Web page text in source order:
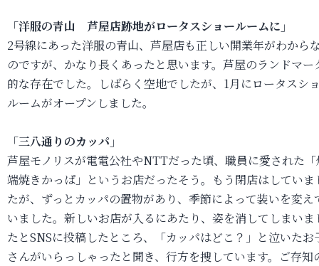
「洋服の青山 芦屋店跡地がロータスショールームに」
2号線にあった洋服の青山、芦屋店も正しい開業年がわから
のですが、かなり長くあったと思います。芦屋のランドマー
的な存在でした。しばらく空地でしたが、1月にロータスシ
ルームがオープンしました。
「三八通りのカッパ」
芦屋モノリスが電電公社やNTTだった頃、職員に愛された「
端焼きかっぱ」というお店だったそう。もう閉店はしていま
たが、ずっとカッパの置物があり、季節によって装いを変え
いました。新しいお店が入るにあたり、姿を消してしまいま
たとSNSに投稿したところ、「カッパはどこ？」と泣いたお
さんがいらっしゃったと聞き、行方を捜しています。ご存知